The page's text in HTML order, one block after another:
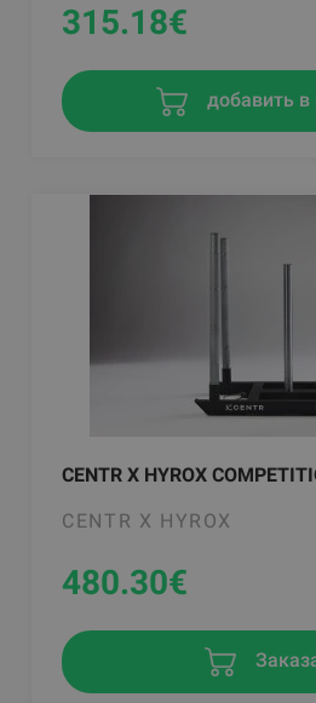
315.18€
добавить в
CENTR X HYROX
CENTR X HYROX
480.30€